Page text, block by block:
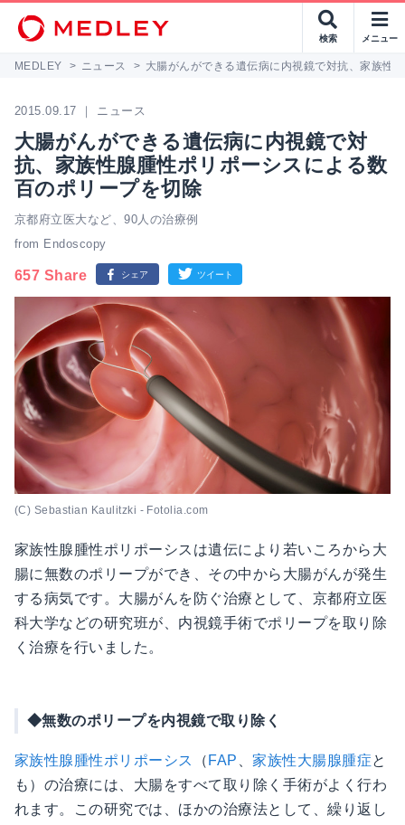
検索 メニュー
MEDLEY > ニュース > 大腸がんができる遺伝病に内視鏡で対抗、家族性
2015.09.17 ｜ ニュース
大腸がんができる遺伝病に内視鏡で対
抗、家族性腺腫性ポリポーシスによる数
百のポリープを切除
京都府立医大など、90人の治療例
from Endoscopy
657 Share
(C) Sebastian Kaulitzki - Fotolia.com
家族性腺腫性ポリポーシスは遺伝により若いころから大
腸に無数のポリープができ、その中から大腸がんが発生
する病気です。大腸がんを防ぐ治療として、京都府立医
科大学などの研究班が、内視鏡手術でポリープを取り除
く治療を行いました。
◆無数のポリープを内視鏡で取り除く
家族性腺腫性ポリポーシス （ FAP 、家族性大腸腺腫症と
も）の治療には、大腸をすべて取り除く手術がよく行わ
れます。この研究では、ほかの治療法として、繰り返し